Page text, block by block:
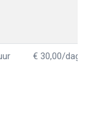
€ 30,00/dag